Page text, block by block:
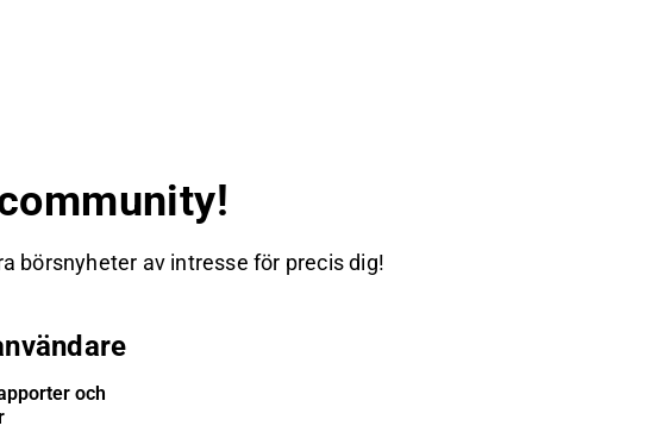
börsnyheter av intresse för precis dig!
och